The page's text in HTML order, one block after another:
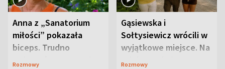
Anna z „Sanatorium
miłości” pokazała
biceps. Trudno
uwierzyć, co przeszła
Rozmowy
Gąsiewska i
Sołtysiewicz wrócili w
wyjątkowe miejsce. Na
szlaku czekał
Rozmowy